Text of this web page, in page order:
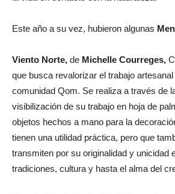
Este año a su vez, hubieron algunas
Viento Norte, de Michelle Courreges,
que busca revalorizar el trabajo
comunidad Qom. Se realiza a través de
visibilización de su trabajo en hoja de
objetos hechos a mano para la
tienen una utilidad práctica, pero que
transmiten por su originalidad y unicidad
tradiciones, cultura y hasta el alma del